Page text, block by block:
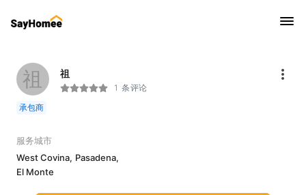
祖 祖
1 条评论
承包商
服务城市
West Covina, Pasadena,
El Monte